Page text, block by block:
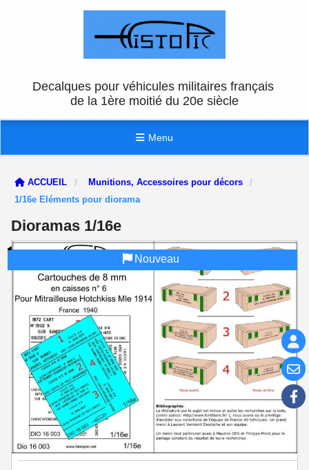
Decalques pour véhicules militaires français
de la 1ère moitié du 20e siècle
Menu
ACCUEIL
Munitions, Accessoires pour décors
1/16e Eléments pour diorama
Dioramas 1/16e
Nouveau